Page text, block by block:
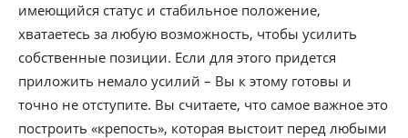
имеющийся статус и стабильное положение,
хватаетесь за любую возможность, чтобы усилить
собственные позиции. Если для этого придется
приложить немало усилий – Вы к этому готовы и
точно не отступите. Вы считаете, что самое важное это
построить «крепость», которая выстоит перед любыми